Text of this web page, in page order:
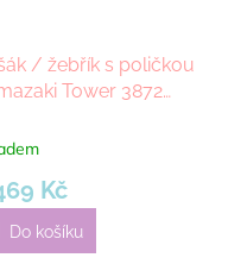
/ žebřík s poličkou
Tower 3872
Kč
Do košíku